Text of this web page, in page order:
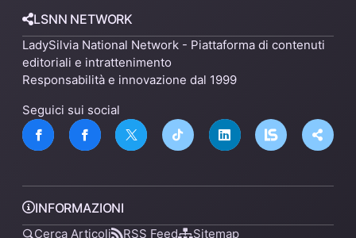
LSNN NETWORK
LadySilvia National Network - Piattaforma di contenuti
editoriali e intrattenimento
Responsabilità e innovazione dal 1999
Seguici sui social
INFORMAZIONI
Cerca Articoli RSS Feed Sitemap